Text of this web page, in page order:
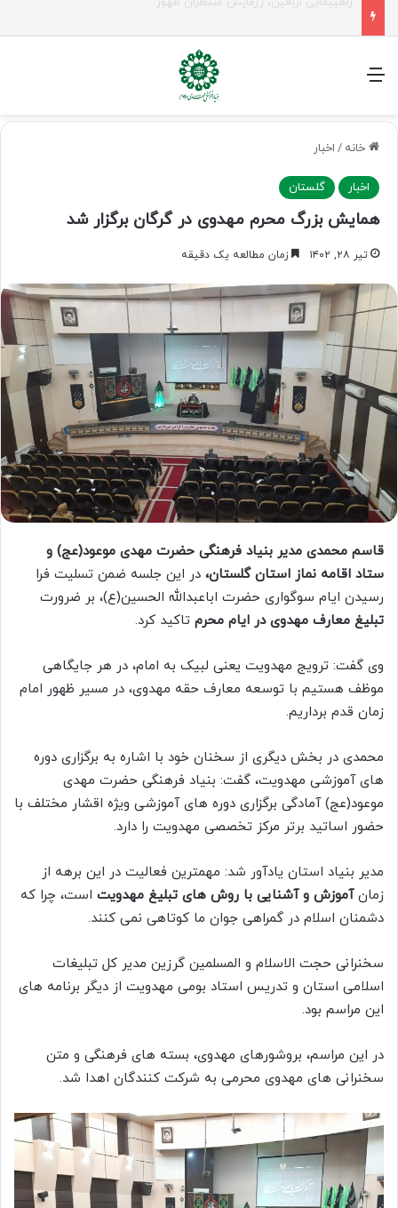
منو
خانه / اخبار
اخبار گلستان
همایش بزرگ محرم مهدوی در گرگان برگزار شد
تیر ۲۸, ۱۴۰۲ زمان مطالعه یک دقیقه
قاسم محمدی مدیر بنیاد فرهنگی حضرت مهدی موعود(عج) و
ستاد اقامه نماز استان گلستان، در این جلسه ضمن تسلیت فرا
رسیدن ایام سوگواری حضرت اباعبدالله الحسین(ع)، بر ضرورت
تبلیغ معارف مهدوی در ایام محرم تاکید کرد.
وی گفت: ترویج مهدویت یعنی لبیک به امام، در هر جایگاهی
موظف هستیم با توسعه معارف حقه مهدوی، در مسیر ظهور امام
زمان قدم برداریم.
محمدی در بخش دیگری از سخنان خود با اشاره به برگزاری دوره
های آموزشی مهدویت، گفت: بنیاد فرهنگی حضرت مهدی
موعود(عج) آمادگی برگزاری دوره های آموزشی ویژه اقشار مختلف با
حضور اساتید برتر مرکز تخصصی مهدویت را دارد.
مدیر بنیاد استان یادآور شد: مهمترین فعالیت در این برهه از
زمانآموزش و آشنایی با روش های تبلیغ مهدویت است، چرا که
دشمنان اسلام در گمراهی جوان ما کوتاهی نمی کنند.
سخنرانی حجت الاسلام و المسلمین گرزین مدیر کل تبلیغات
اسلامی استان و تدریس استاد بومی مهدویت از دیگر برنامه های
این مراسم بود.
در این مراسم، بروشورهای مهدوی، بسته های فرهنگی و متن
سخنرانی های مهدوی محرمی به شرکت کنندگان اهدا شد.